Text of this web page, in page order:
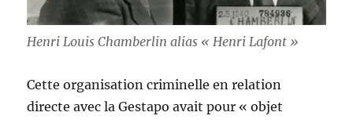
Henri Louis Chamberlin alias « Henri Lafont »
Cette organisation criminelle en relation
directe avec la Gestapo avait pour « objet